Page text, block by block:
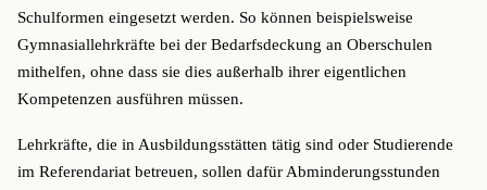
Schulformen eingesetzt werden. So können beispielsweise
Gymnasiallehrkräfte bei der Bedarfsdeckung an Oberschulen
mithelfen, ohne dass sie dies außerhalb ihrer eigentlichen
Kompetenzen ausführen müssen.
Lehrkräfte, die in Ausbildungsstätten tätig sind oder Studierende
im Referendariat betreuen, sollen dafür Abminderungsstunden